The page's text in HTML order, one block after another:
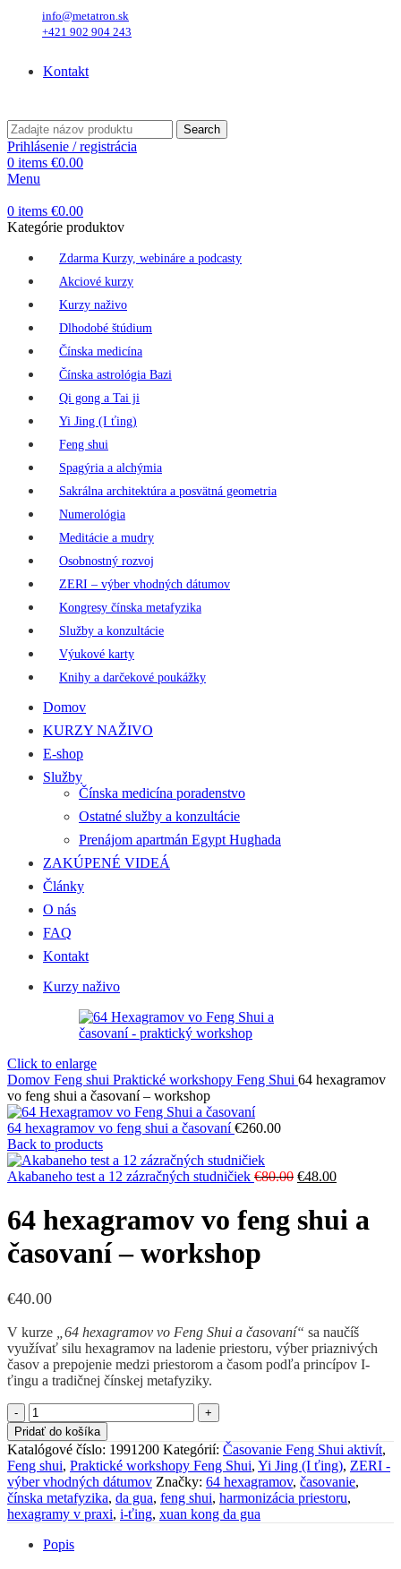
info@metatron.sk
+421 902 904 243
Kontakt
Search
Prihlásenie / registrácia
0 items €0.00
Menu
0 items €0.00
Kategórie produktov
Zdarma Kurzy, webináre a podcasty
Akciové kurzy
Kurzy naživo
Dlhodobé štúdium
Čínska medicína
Čínska astrológia Bazi
Qi gong a Tai ji
Yi Jing (I ťing)
Feng shui
Spagýria a alchýmia
Sakrálna architektúra a posvätná geometria
Numerológia
Meditácie a mudry
Osobnostný rozvoj
ZERI – výber vhodných dátumov
Kongresy čínska metafyzika
Služby a konzultácie
Výukové karty
Knihy a darčekové poukážky
Domov
KURZY NAŽIVO
E-shop
Služby
Čínska medicína poradenstvo
Ostatné služby a konzultácie
Prenájom apartmán Egypt Hughada
ZAKÚPENÉ VIDEÁ
Články
O nás
FAQ
Kontakt
Kurzy naživo
Click to enlarge
Domov Feng shui Praktické workshopy Feng Shui 64 hexagramov
vo feng shui a časovaní – workshop
64 hexagramov vo feng shui a časovaní€260.00
Back to products
Akabaneho test a 12 zázračných studničiek €80.00 Pôvodná
bola:
€80.00.
€48.00Aktuálna
je:
€48.00.
64 hexagramov vo feng shui a
časovaní – workshop
€40.00
V kurze „64 hexagramov vo Feng Shui a časovaní“ sa naučíš
využívať silu hexagramov na ladenie priestoru, výber priaznivých
časov a prepojenie medzi priestorom a časom podľa princípov I-
ťingu a tradičnej čínskej metafyziky.
množstvo
64
hexagramov
vo
feng
shui
a
časovaní
workshop
Pridať do košíka
Katalógové číslo: 1991200 Kategórií: Časovanie Feng Shui aktivít,
Feng shui, Praktické workshopy Feng Shui, Yi Jing (I ťing), ZERI -
výber vhodných dátumov Značky: 64 hexagramov, časovanie,
čínska metafyzika, da gua, feng shui, harmonizácia priestoru,
hexagramy v praxi, i-ťing, xuan kong da gua
Popis